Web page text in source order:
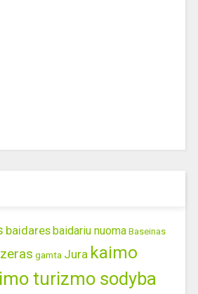
baidares baidariu nuoma Baseinas
gamta Jura kaimo
turizmo sodyba